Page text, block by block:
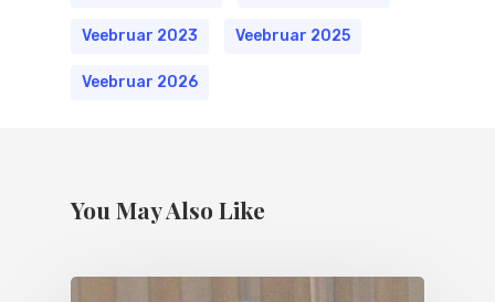
Veebruar 2023 Veebruar 2025
Veebruar 2026
You May Also Like